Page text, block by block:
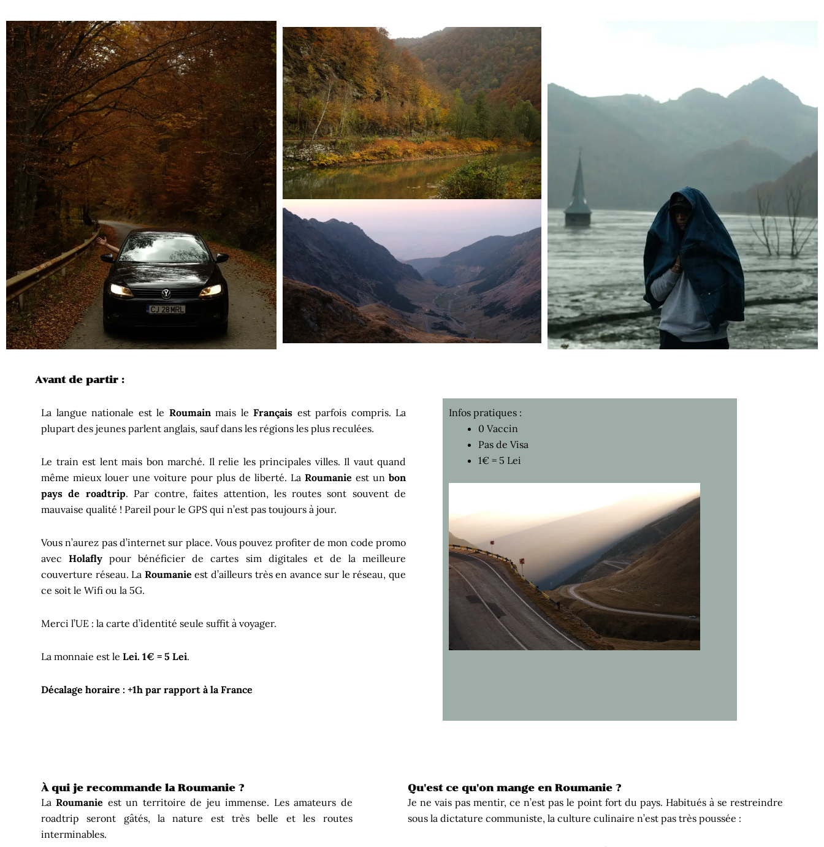
Avant de partir :
La langue nationale est le Roumainmais le Français est parfois compris. La
plupart des jeunes parlent anglais, sauf dans les régions les plus reculées.
Le train est lent mais bon marché. Il relie les principales villes. Il vaut quand
même mieux louer une voiture pour plus de liberté. La Roumanie est un bon
pays de roadtrip. Par contre, faites attention, les routes sont souvent de
mauvaise qualité ! Pareil pour le GPS qui n’est pas toujours à jour.
Vous n’aurez pas d’internet sur place. Vous pouvez profiter de mon code promo
avecHolafly pour bénéficier de cartes sim digitales et de la meilleure
couverture réseau. La Roumanie est d’ailleurs très en avance sur le réseau, que
ce soit le Wifi ou la 5G.
Merci l’UE : la carte d’identité seule suffit à voyager.
La monnaie est le Lei. 1€ = 5 Lei.
Décalage horaire : +1h par rapport à la France
Infos pratiques :
0 Vaccin
Pas de Visa
1€ = 5 Lei
À qui je recommande la Roumanie ?
LaRoumanie est un territoire de jeu immense. Les amateurs de
roadtrip seront gâtés, la nature est très belle et les routes
interminables.
Qu'est ce qu'on mange en Roumanie ?
Je ne vais pas mentir, ce n’est pas le point fort du pays. Habitués à se restreindre
sous la dictature communiste, la culture culinaire n’est pas très poussée :